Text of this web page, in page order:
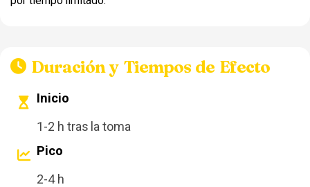
Duración y Tiempos de Efecto
Inicio
1-2 h tras la toma
Pico
2-4 h